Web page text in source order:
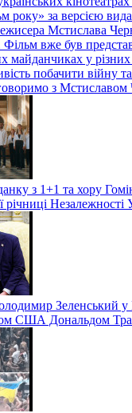
року» за версією
Мстислава
Фільм вже був
майданчиках у
побачити війну
з
з 1+1 та хору
річниці Незалежності
Зеленський у
США Дональдом